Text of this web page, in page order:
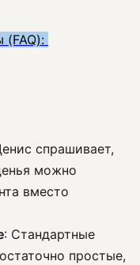
(FAQ):
спрашивает,
можно
вместо
: Стандартные
простые,